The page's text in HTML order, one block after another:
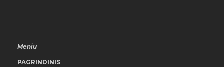
Meniu
PAGRINDINIS